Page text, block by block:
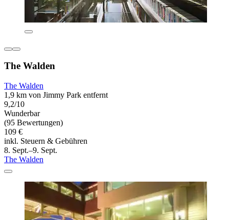
The Walden
The Walden
1,9 km von Jimmy Park entfernt
9,2/10
Wunderbar
(95 Bewertungen)
109 €
inkl. Steuern & Gebühren
8. Sept.–9. Sept.
The Walden